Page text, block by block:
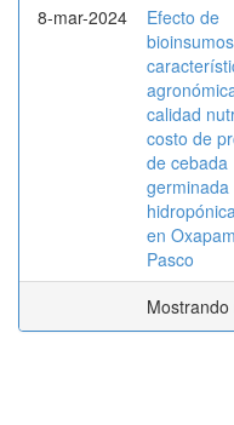
8-mar-2024
Efecto de
calidad
costo de
de cebada
germinada
en
Pasco